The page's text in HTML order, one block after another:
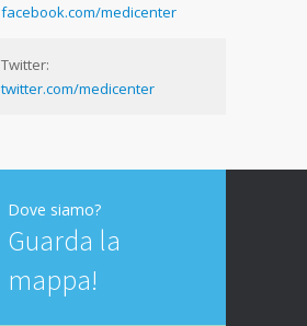
facebook.com/medicenter
Twitter:
twitter.com/medicenter
Dove siamo?
Guarda la
mappa!